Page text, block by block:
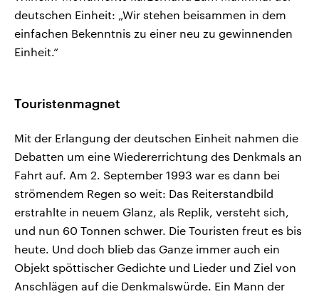
deutschen Einheit: „Wir stehen beisammen in dem
einfachen Bekenntnis zu einer neu zu gewinnenden
Einheit.“
Touristenmagnet
Mit der Erlangung der deutschen Einheit nahmen die
Debatten um eine Wiedererrichtung des Denkmals an
Fahrt auf. Am 2. September 1993 war es dann bei
strömendem Regen so weit: Das Reiterstandbild
erstrahlte in neuem Glanz, als Replik, versteht sich,
und nun 60 Tonnen schwer. Die Touristen freut es bis
heute. Und doch blieb das Ganze immer auch ein
Objekt spöttischer Gedichte und Lieder und Ziel von
Anschlägen auf die Denkmalswürde. Ein Mann der